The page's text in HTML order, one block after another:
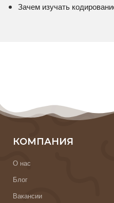
Зачем изучать
КОМПАНИЯ
О нас
Блог
Вакансии